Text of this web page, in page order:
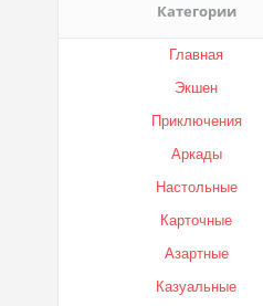
Категории
Главная
Экшен
Приключения
Аркады
Настольные
Карточные
Азартные
Казуальные